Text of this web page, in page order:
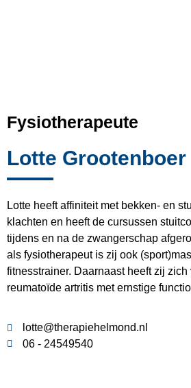
Fysiotherapeute
Lotte Grootenboer
Lotte heeft affiniteit met bekken- en
klachten en heeft de cursussen
tijdens en na de zwangerschap
als fysiotherapeut is zij ook
fitnesstrainer. Daarnaast heeft zij
reumatoïde artritis met ernstige
lotte@therapiehelmond.nl
06 - 24549540